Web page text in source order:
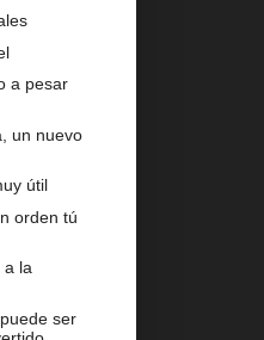
a pesar
un nuevo
útil
orden tú
a la
ser